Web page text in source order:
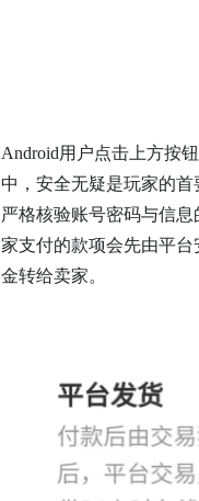
Android用户点击上方按
中，安全无疑是玩家的
严格核验账号密码与信
家支付的款项会先由平
金转给卖家。